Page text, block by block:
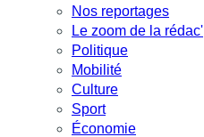
Nos reportages
Le zoom de la rédac'
Politique
Mobilité
Culture
Sport
Économie